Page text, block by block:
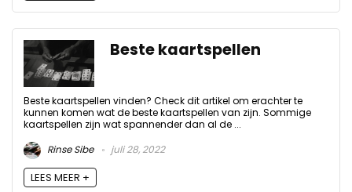
Beste kaartspellen
Beste kaartspellen vinden? Check dit artikel om erachter te
kunnen komen wat de beste kaartspellen van zijn. Sommige
kaartspellen zijn wat spannender dan al de ...
Rinse Sibe
juli 28, 2022
LEES MEER +